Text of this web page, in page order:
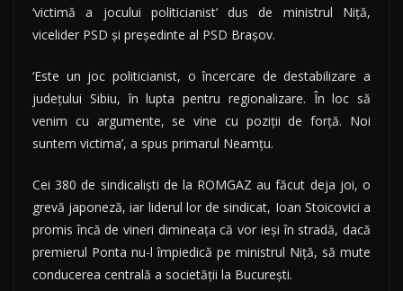
‘victimă a jocului politicianist’ dus de ministrul Niţă,
vicelider PSD şi preşedinte al PSD Braşov.
‘Este un joc politicianist, o încercare de destabilizare a
judeţului Sibiu, în lupta pentru regionalizare. În loc să
venim cu argumente, se vine cu poziţii de forţă. Noi
suntem victima’, a spus primarul Neamţu.
Cei 380 de sindicalişti de la ROMGAZ au făcut deja joi, o
grevă japoneză, iar liderul lor de sindicat, Ioan Stoicovici a
promis încă de vineri dimineaţa că vor ieşi în stradă, dacă
premierul Ponta nu-l împiedică pe ministrul Niţă, să mute
conducerea centrală a societăţii la Bucureşti.